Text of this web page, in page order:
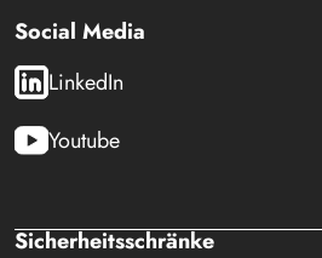
Social Media
LinkedIn
Youtube
Sicherheitsschränke